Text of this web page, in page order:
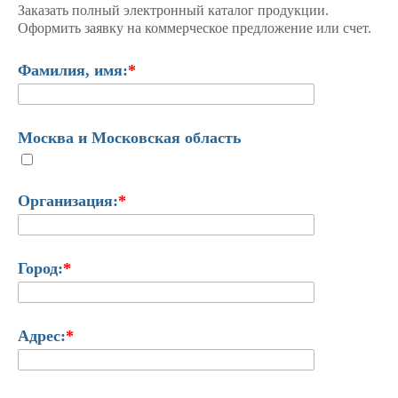
Заказать полный электронный каталог продукции.
Оформить заявку на коммерческое предложение или счет.
Фамилия, имя:*
Москва и Московская область
Организация:*
Город:*
Адрес:*